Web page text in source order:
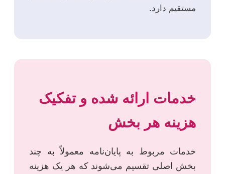
مستقیم دارد.
خدمات ارائه شده و تفکیک
هزینه هر بخش
خدمات مربوط به پایان‌نامه معمولاً به چند
بخش اصلی تقسیم می‌شوند که هر یک هزینه